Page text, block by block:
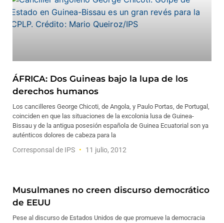
ÁFRICA: Dos Guineas bajo la lupa de los
derechos humanos
Los cancilleres George Chicoti, de Angola, y Paulo Portas, de Portugal,
coinciden en que las situaciones de la excolonia lusa de Guinea-
Bissau y de la antigua posesión española de Guinea Ecuatorial son ya
auténticos dolores de cabeza para la
Corresponsal de IPS 11 julio, 2012
Musulmanes no creen discurso democrático
de EEUU
Pese al discurso de Estados Unidos de que promueve la democracia